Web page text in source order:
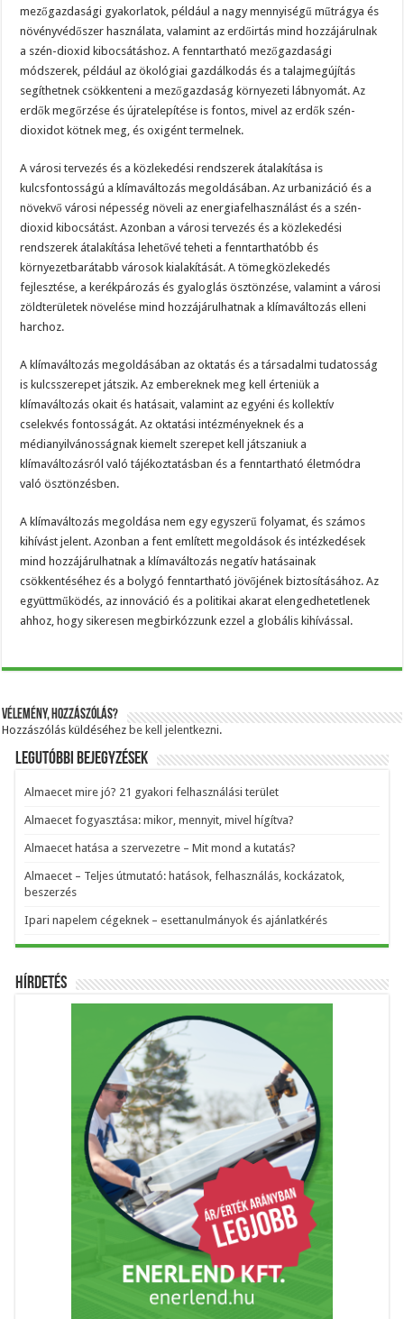
mezőgazdasági gyakorlatok, például a nagy mennyiségű műtrágya és
növényvédőszer használata, valamint az erdőirtás mind hozzájárulnak
a szén-dioxid kibocsátáshoz. A fenntartható mezőgazdasági
módszerek, például az ökológiai gazdálkodás és a talajmegújítás
segíthetnek csökkenteni a mezőgazdaság környezeti lábnyomát. Az
erdők megőrzése és újratelepítése is fontos, mivel az erdők szén-
dioxidot kötnek meg, és oxigént termelnek.
A városi tervezés és a közlekedési rendszerek átalakítása is
kulcsfontosságú a klímaváltozás megoldásában. Az urbanizáció és a
növekvő városi népesség növeli az energiafelhasználást és a szén-
dioxid kibocsátást. Azonban a városi tervezés és a közlekedési
rendszerek átalakítása lehetővé teheti a fenntarthatóbb és
környezetbarátabb városok kialakítását. A tömegközlekedés
fejlesztése, a kerékpározás és gyaloglás ösztönzése, valamint a városi
zöldterületek növelése mind hozzájárulhatnak a klímaváltozás elleni
harchoz.
A klímaváltozás megoldásában az oktatás és a társadalmi tudatosság
is kulcsszerepet játszik. Az embereknek meg kell érteniük a
klímaváltozás okait és hatásait, valamint az egyéni és kollektív
cselekvés fontosságát. Az oktatási intézményeknek és a
médianyilvánosságnak kiemelt szerepet kell játszaniuk a
klímaváltozásról való tájékoztatásban és a fenntartható életmódra
való ösztönzésben.
A klímaváltozás megoldása nem egy egyszerű folyamat, és számos
kihívást jelent. Azonban a fent említett megoldások és intézkedések
mind hozzájárulhatnak a klímaváltozás negatív hatásainak
csökkentéséhez és a bolygó fenntartható jövőjének biztosításához. Az
együttműködés, az innováció és a politikai akarat elengedhetetlenek
ahhoz, hogy sikeresen megbirkózzunk ezzel a globális kihívással.
Vélemény, hozzászólás?
Hozzászólás küldéséhez be kell jelentkezni.
Legutóbbi bejegyzések
Almaecet mire jó? 21 gyakori felhasználási terület
Almaecet fogyasztása: mikor, mennyit, mivel hígítva?
Almaecet hatása a szervezetre – Mit mond a kutatás?
Almaecet – Teljes útmutató: hatások, felhasználás, kockázatok,
beszerzés
Ipari napelem cégeknek – esettanulmányok és ajánlatkérés
Hírdetés